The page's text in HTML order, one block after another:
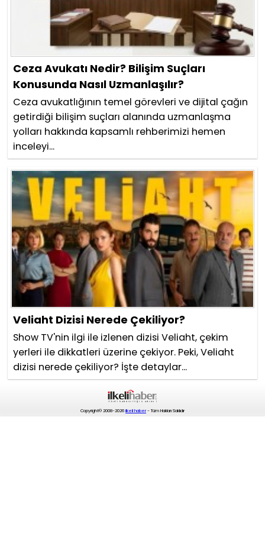
Ceza Avukatı Nedir? Bilişim Suçları
Konusunda Nasıl Uzmanlaşılır?
Ceza avukatlığının temel görevleri ve dijital çağın
getirdiği bilişim suçları alanında uzmanlaşma
yolları hakkında kapsamlı rehberimizi hemen
inceleyi...
Veliaht Dizisi Nerede Çekiliyor?
Show TV'nin ilgi ile izlenen dizisi Veliaht, çekim
yerleri ile dikkatleri üzerine çekiyor. Peki, Veliaht
dizisi nerede çekiliyor? İşte detaylar...
Copyright© 2008-2026ilkeli haber- Tüm Hakları Saklıdır